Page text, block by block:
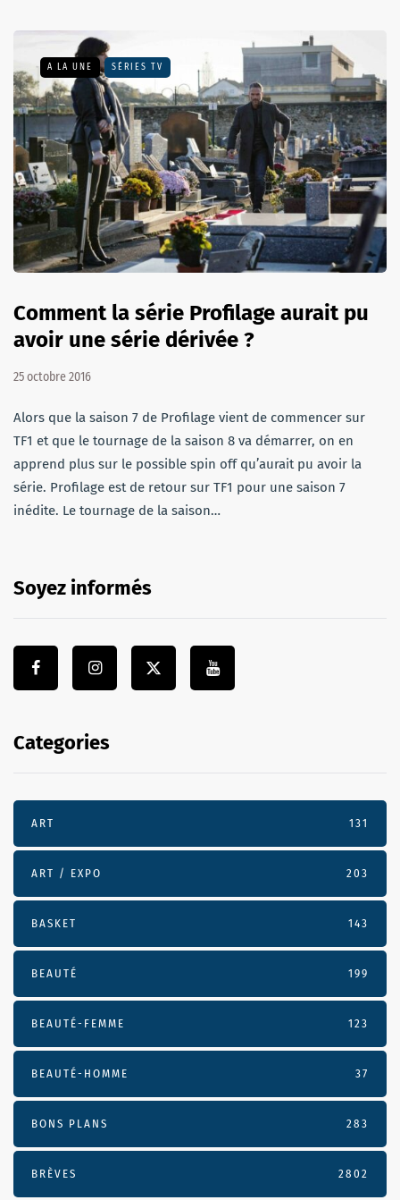
A LA UNE SÉRIES TV
Comment la série Profilage aurait pu
avoir une série dérivée ?
25 octobre 2016
Alors que la saison 7 de Profilage vient de commencer sur
TF1 et que le tournage de la saison 8 va démarrer, on en
apprend plus sur le possible spin off qu’aurait pu avoir la
série. Profilage est de retour sur TF1 pour une saison 7
inédite. Le tournage de la saison…
Soyez informés
Categories
ART 131
ART / EXPO 203
BASKET 143
BEAUTÉ 199
BEAUTÉ-FEMME 123
BEAUTÉ-HOMME 37
BONS PLANS 283
BRÈVES 2802